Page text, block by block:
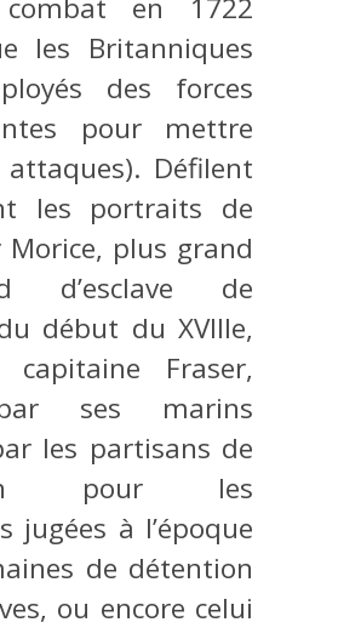
en 1722
les Britanniques
des forces
pour mettre
Défilent
les portraits de
Morice, plus grand
d’esclave de
début du XVIIIe,
Fraser,
ses marins
les partisans de
pour les
jugées à l’époque
de détention
ou encore celui